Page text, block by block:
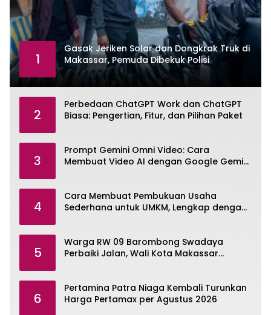
1
Gasak Jeriken Solar dan Dongkrak Truk di
Makassar, Pemuda Dibekuk Polisi
2
Perbedaan ChatGPT Work dan ChatGPT
Biasa: Pengertian, Fitur, dan Pilihan Paket
3
Prompt Gemini Omni Video: Cara
Membuat Video AI dengan Google Gemini
4
Cara Membuat Pembukuan Usaha
Sederhana untuk UMKM, Lengkap dengan
5
Warga RW 09 Barombong Swadaya
Perbaiki Jalan, Wali Kota Makassar
6
Pertamina Patra Niaga Kembali Turunkan
Harga Pertamax per Agustus 2026